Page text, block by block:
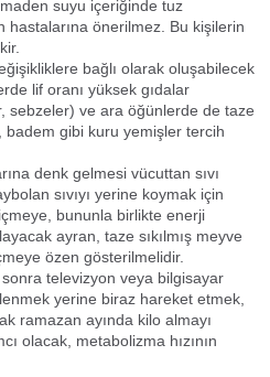
suyu içeriğinde tuz
hastalarına önerilmez. Bu kişilerin
bağlı olarak oluşabilecek
lif oranı yüksek gıdalar
sebzeler) ve ara öğünlerde de taze
badem gibi kuru yemişler tercih
denk gelmesi vücuttan sıvı
sıvıyı yerine koymak için
bununla birlikte enerji
ayran, taze sıkılmış meyve
özen gösterilmelidir.
televizyon veya bilgisayar
yerine biraz hareket etmek,
ramazan ayında kilo almayı
olacak, metabolizma hızının